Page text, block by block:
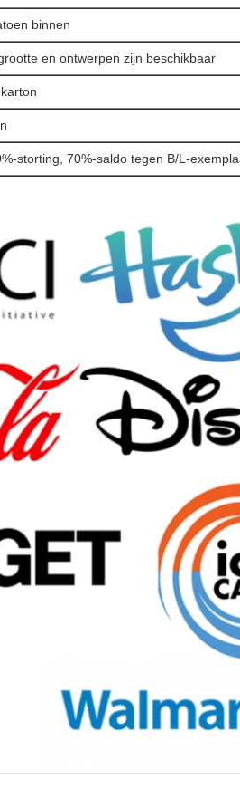
binnen
en ontwerpen zijn beschikbaar
storting, 70%-saldo tegen B/L-